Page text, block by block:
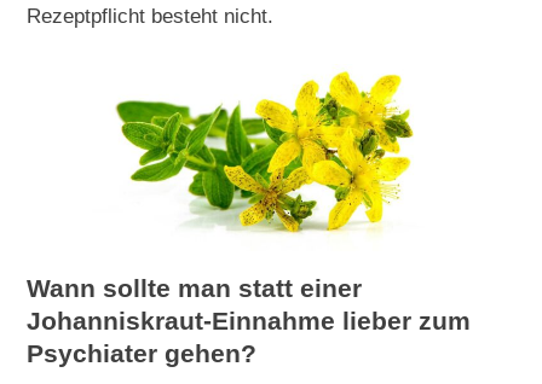
Rezeptpflicht besteht nicht.
Wann sollte man statt einer
Johanniskraut-Einnahme lieber zum
Psychiater gehen?